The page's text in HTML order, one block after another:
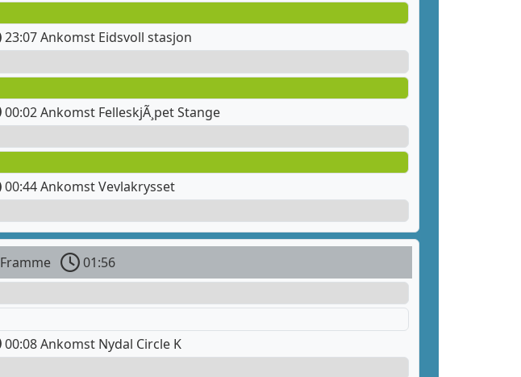
23:07 Ankomst Eidsvoll stasjon
00:02 Ankomst FelleskjÃ¸pet Stange
00:44 Ankomst Vevlakrysset
Framme
01:56
00:08 Ankomst Nydal Circle K